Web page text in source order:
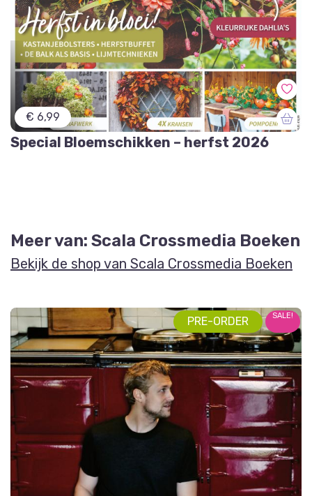
€ 6,99
Special Bloemschikken – herfst 2026
Meer van: Scala Crossmedia Boeken
Bekijk de shop van Scala Crossmedia Boeken
PRE-ORDER SALE!